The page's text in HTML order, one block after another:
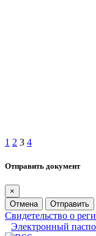
1 2 3 4
Отправить документ
×
Отмена
Отправить
Свидетельство о
Электронный